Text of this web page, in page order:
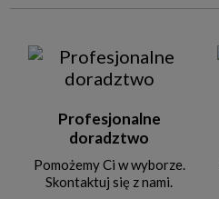
Profesjonalne
doradztwo
Pomożemy Ci w wyborze.
Skontaktuj się z nami.